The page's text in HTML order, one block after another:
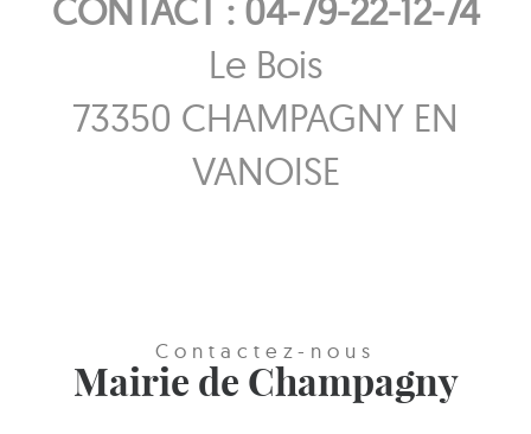
CONTACT : 04-79-22-12-74
Le Bois
73350 CHAMPAGNY EN
VANOISE
Contactez-nous
Mairie de Champagny